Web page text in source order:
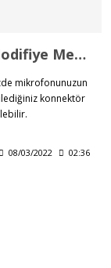
Boya BY-M1 Yaka Mikrofonu Modifiye Merkezi
mikrofonunuzun
konnektör
08/03/2022 02:36